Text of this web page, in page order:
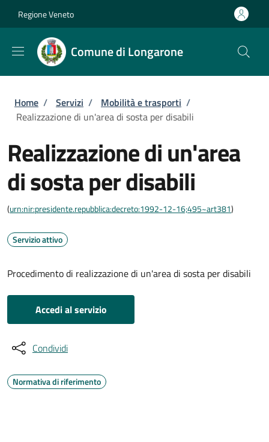
Regione Veneto
Comune di Longarone
Briciole di pane
Home / Servizi / Mobilità e trasporti /
Realizzazione di un'area di sosta per disabili
Realizzazione di un'area
di sosta per disabili
(urn:nir:presidente.repubblica:decreto:1992-12-16;495~art381)
Servizio attivo
Procedimento di realizzazione di un'area di sosta per disabili
Accedi al servizio
Condividi
Normativa di riferimento